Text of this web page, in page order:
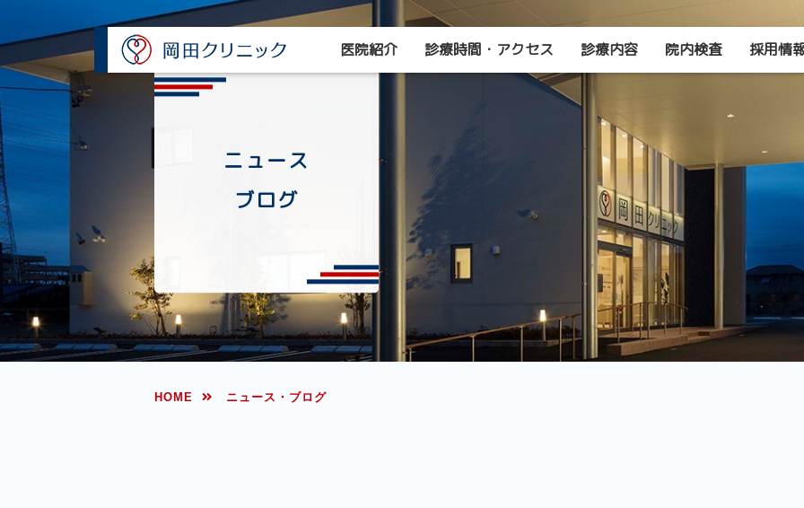
医院紹介 診療時間・アクセス 診療内容
高血圧症
糖尿病
脂質異常症
高尿酸血症
慢性閉塞性肺疾患（COPD）
睡眠時無呼吸症候群
舌下免疫療法
在宅酸素療法
訪問診療
AGA
ED治療
プラセンタ
健康診断
予防接種
院内検査 採用情
ニュース
ブログ
HOME ニュース・ブログ